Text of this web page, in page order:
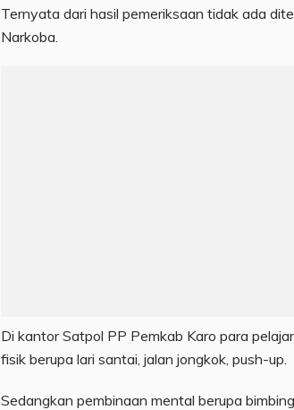
Ternyata dari hasil pemeriksaan tidak ada
Narkoba.
Di kantor Satpol PP Pemkab Karo para
fisik berupa lari santai, jalan jongkok, push-up.
Sedangkan pembinaan mental berupa